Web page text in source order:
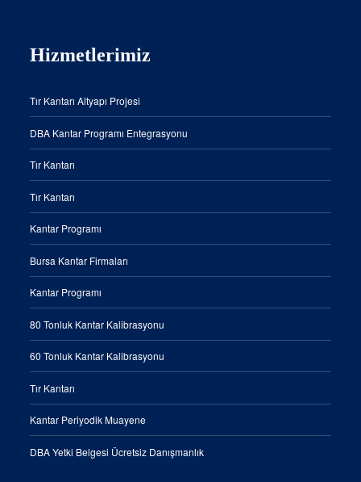
Hizmetlerimiz
Tır Kantarı Altyapı Projesi
DBA Kantar Programı Entegrasyonu
Tır Kantarı
Tır Kantarı
Kantar Programı
Bursa Kantar Firmaları
Kantar Programı
80 Tonluk Kantar Kalibrasyonu
60 Tonluk Kantar Kalibrasyonu
Tır Kantarı
Kantar Periyodik Muayene
DBA Yetki Belgesi Ücretsiz Danışmanlık